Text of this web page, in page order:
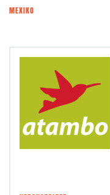
MEXIKO